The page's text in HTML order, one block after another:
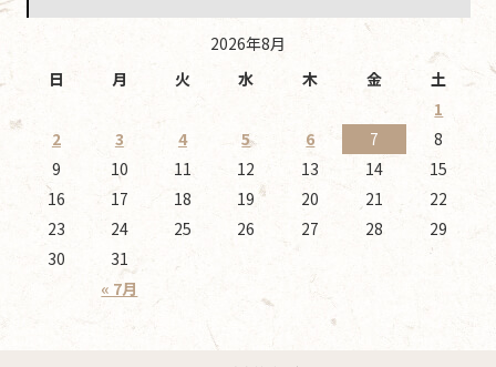
2026年8月
日
月 火 水 木 金 土
« 7月
1
2
3 4 5 6 7
8
9
10 11 12 13 14
15
16
17 18 19 20 21
22
23
24 25 26 27 28
29
30
31